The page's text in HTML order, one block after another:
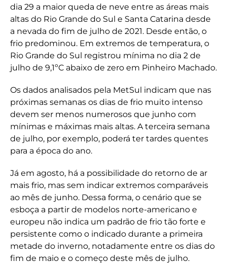
dia 29 a maior queda de neve entre as áreas mais
altas do Rio Grande do Sul e Santa Catarina desde
a nevada do fim de julho de 2021. Desde então, o
frio predominou. Em extremos de temperatura, o
Rio Grande do Sul registrou mínima no dia 2 de
julho de 9,1ºC abaixo de zero em Pinheiro Machado.
Os dados analisados pela MetSul indicam que nas
próximas semanas os dias de frio muito intenso
devem ser menos numerosos que junho com
mínimas e máximas mais altas. A terceira semana
de julho, por exemplo, poderá ter tardes quentes
para a época do ano.
Já em agosto, há a possibilidade do retorno de ar
mais frio, mas sem indicar extremos comparáveis
ao mês de junho. Dessa forma, o cenário que se
esboça a partir de modelos norte-americano e
europeu não indica um padrão de frio tão forte e
persistente como o indicado durante a primeira
metade do inverno, notadamente entre os dias do
fim de maio e o começo deste mês de julho.